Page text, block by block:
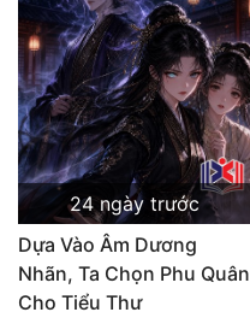
24 ngày trước
Dựa Vào Âm Dương
Nhãn, Ta Chọn Phu Quân
Cho Tiểu Thư